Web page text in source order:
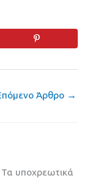
Άρθρο →
Τα υποχρεωτικά